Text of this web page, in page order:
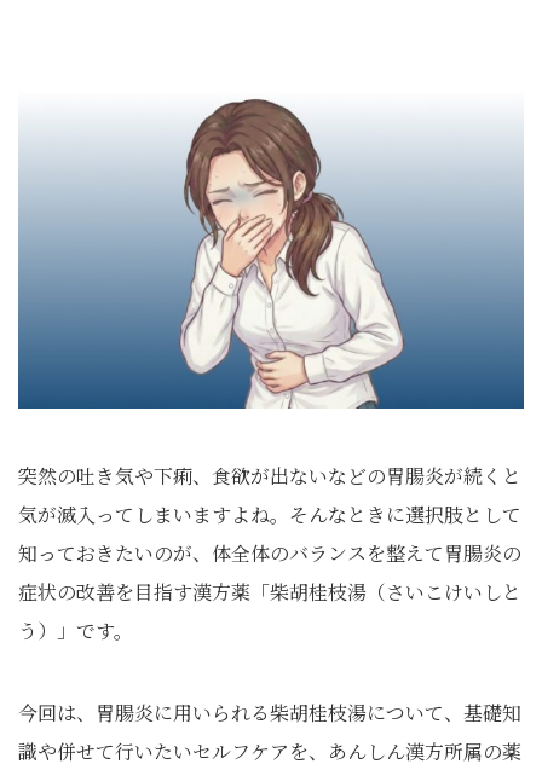
突然の吐き気や下痢、食欲が出ないなどの胃腸炎が続くと
気が滅入ってしまいますよね。そんなときに選択肢として
知っておきたいのが、体全体のバランスを整えて胃腸炎の
症状の改善を目指す漢方薬「柴胡桂枝湯（さいこけいしと
う）」です。
今回は、胃腸炎に用いられる柴胡桂枝湯について、基礎知
識や併せて行いたいセルフケアを、あんしん漢方所属の薬